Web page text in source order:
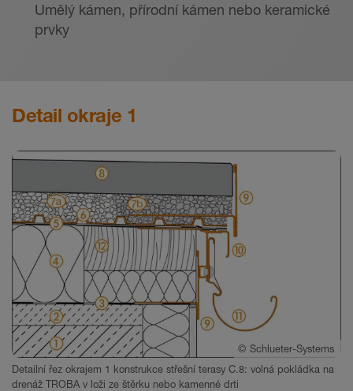
Umělý kámen, přírodní kámen nebo keramické
prvky
Detail okraje 1
© Schlueter-Systems
Detailní řez okrajem 1 konstrukce střešní terasy C.8: volná pokládka na
drenáž TROBA v loži ze štěrku nebo kamenné drti